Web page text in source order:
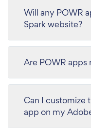
Will any POWR
Spark website?
Are POWR
Can I customize
app on my